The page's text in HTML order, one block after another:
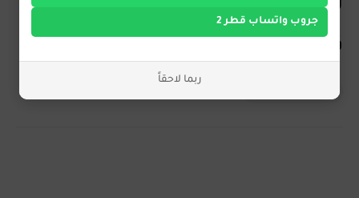
قطر عن وظائف شاغرة
جروب واتساب قطر 2
ربما لاحقاً